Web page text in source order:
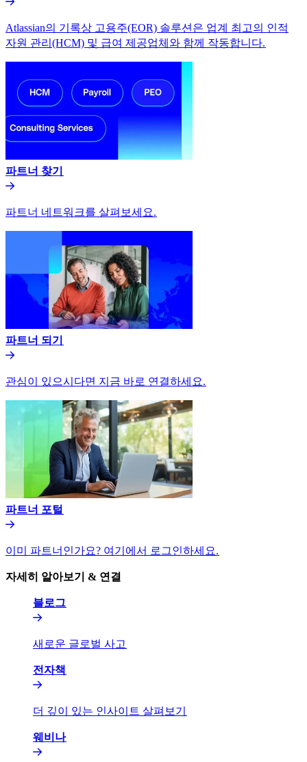
Atlassian의 기록상 고용주(EOR) 솔루션은 업계 최고의 인적
자원 관리(HCM) 및 급여 제공업체와 함께 작동합니다.​​
파트너 찾기​​
파트너 네트워크를 살펴보세요.​​
파트너 되기​​
관심이 있으시다면 지금 바로 연결하세요.​​
파트너 포털​​
이미 파트너인가요? 여기에서 로그인하세요.​​
자세히 알아보기 & 연결​​
블로그​​
새로운 글로벌 사고​​
전자책​​
더 깊이 있는 인사이트 살펴보기​​
웨비나​​